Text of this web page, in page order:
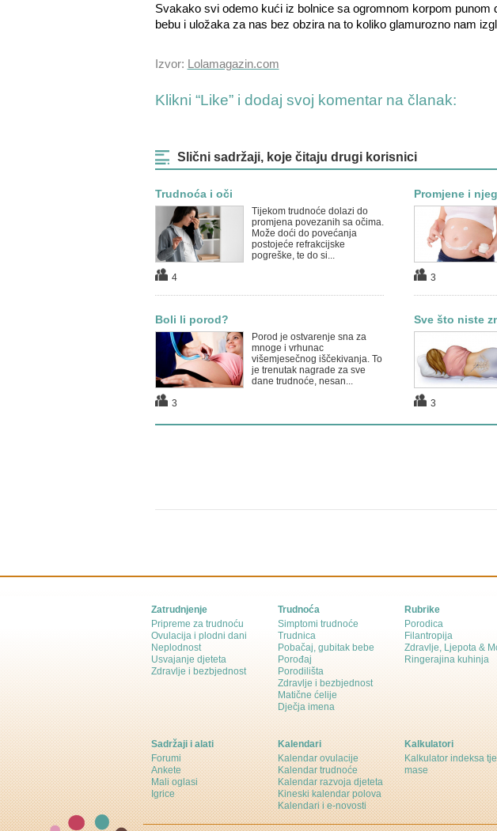
Svakako svi odemo kući iz bolnice sa ogromnom korpom punom
bebu i uložaka za nas bez obzira na to koliko glamurozno nam
Izvor: Lolamagazin.com
Klikni “Like” i dodaj svoj komentar na članak:
Slični sadržaji, koje čitaju drugi korisnici
Trudnoća i oči
Tijekom trudnoće dolazi do
promjena povezanih sa očima.
Može doći do povećanja
postojeće refrakcijske
pogreške, te do si...
4
Promjene i
3
Boli li porod?
Porod je ostvarenje sna za
mnoge i vrhunac
višemjesečnog iščekivanja. To
je trenutak nagrade za sve
dane trudnoće, nesan...
3
Sve što niste
3
Zatrudnjenje
Pripreme za trudnoću
Ovulacija i plodni dani
Neplodnost
Usvajanje djeteta
Zdravlje i bezbjednost
Trudnoća
Simptomi trudnoće
Trudnica
Pobačaj, gubitak bebe
Porođaj
Porodilišta
Zdravlje i bezbjednost
Matične ćelije
Dječja imena
Rubrike
Porodica
Filantropija
Zdravlje, Ljepota &
Ringerajina kuhinja
Sadržaji i alati
Forumi
Ankete
Mali oglasi
Igrice
Kalendari
Kalendar ovulacije
Kalendar trudnoće
Kalendar razvoja djeteta
Kineski kalendar polova
Kalendari i e-novosti
Kalkulatori
Kalkulator indeksa
mase